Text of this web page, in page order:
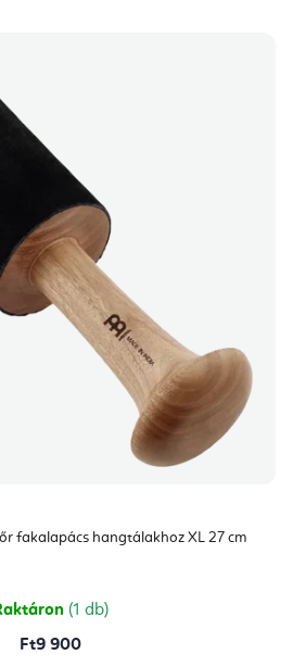
fakalapács hangtálakhoz XL 27 cm
(1 db)
Ft9 900